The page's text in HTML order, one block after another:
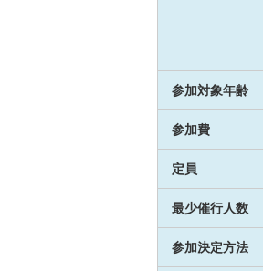
参加対象年齢
参加費
定員
最少催行人数
参加決定方法